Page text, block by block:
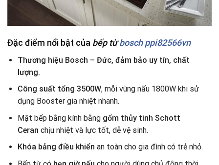
Đặc điểm nổi bật của bếp từbosch ppi82566vn
Thương hiệu Bosch – Đức, đảm bảo uy tín, chất
lượng.
Công suất tổng 3500W, mỗi vùng nấu 1800W khi sử
dụng Booster gia nhiệt nhanh.
Mặt bếp bằng kính bằng gốm thủy tinh Schott
Ceran chịu nhiệt và lực tốt, dễ vệ sinh.
Khóa bảng điều khiển an toàn cho gia đình có trẻ nhỏ.